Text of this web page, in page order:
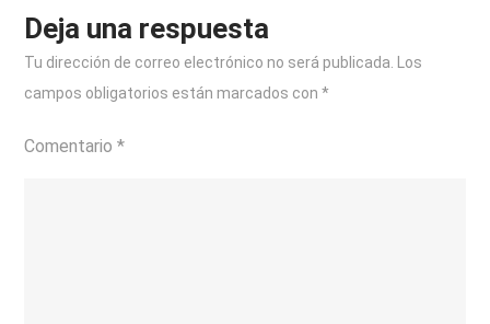
Deja una respuesta
Tu dirección de correo electrónico no será publicada.
Los
campos obligatorios están marcados con*
Comentario*